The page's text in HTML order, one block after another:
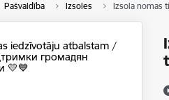
Pašvaldība Izsoles Izsola nomas
iedzīvotāju atbalstam /
громадян
💛💙